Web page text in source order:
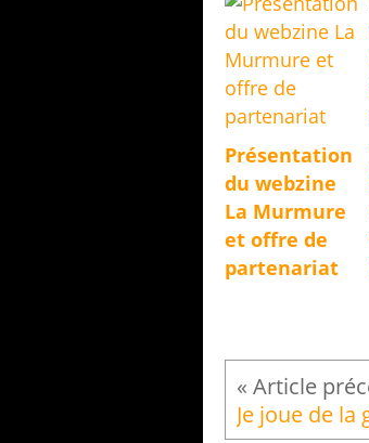
Présentation
du webzine
La Murmure
et offre de
partenariat